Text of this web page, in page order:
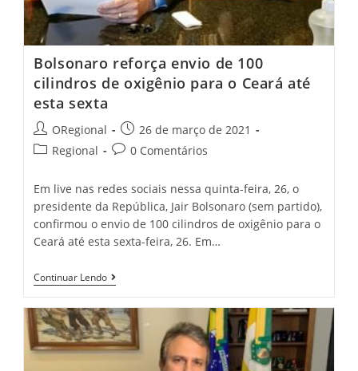
Bolsonaro reforça envio de 100
cilindros de oxigênio para o Ceará até
esta sexta
Post
author:
ORegional
Post
published:
26 de março de 2021
PostRegional
Post0 Comentários
Em live nas redes sociais nessa quinta-feira, 26, o
presidente da República, Jair Bolsonaro (sem partido),
confirmou o envio de 100 cilindros de oxigênio para o
Ceará até esta sexta-feira, 26. Em…
Continuar LendoBolsonaro
Reforça
De
100
Cilindros
De